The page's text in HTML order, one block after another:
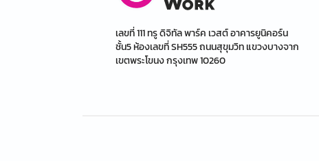
เลขที่ 111 ทรู ดิจิทัล พาร์ค เวสต์ อาคารยูนิคอร์น
ชั้น5 ห้องเลขที่ SH555 ถนนสุขุมวิท แขวงบางจาก
เขตพระโขนง กรุงเทพ 10260